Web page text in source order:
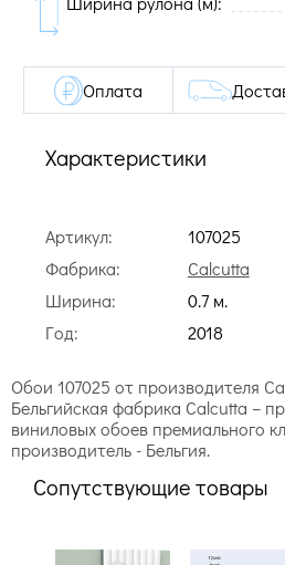
Характеристики
Артикул:
107025
Фабрика:
Calcutta
Ширина:
0.7 м.
Год:
2018
Оплата
Обои 107025 от производителя
Бельгийская фабрика Calcutta –
виниловых обоев премиального
производитель - Бельгия.
Сопутствующие товары